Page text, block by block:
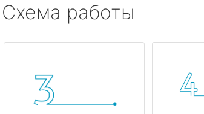
Схема работы